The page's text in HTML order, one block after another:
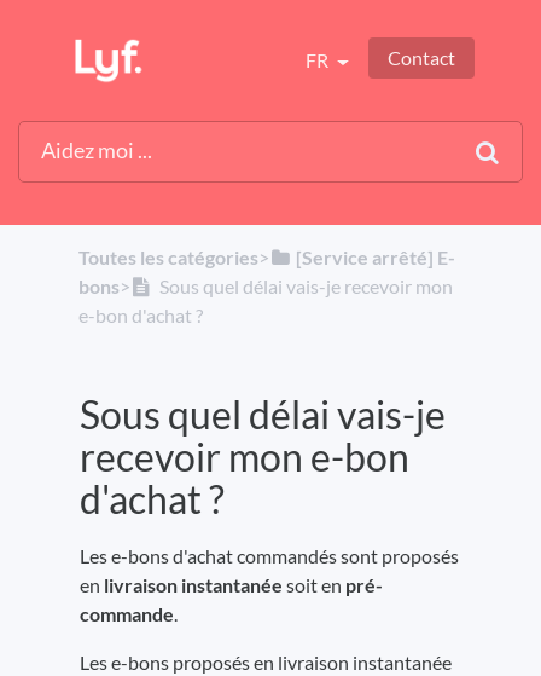
FR Contact
Toutes les catégories​>​
​[Service arrêté] E-
bons​>​
Sous quel délai vais-je recevoir mon
e-bon d'achat ?
Sous quel délai vais-je
recevoir mon e-bon
d'achat ?
Les e-bons d'achat commandés sont proposés
en livraison instantanée soit en pré-
commande.
Les e-bons proposés en livraison instantanée